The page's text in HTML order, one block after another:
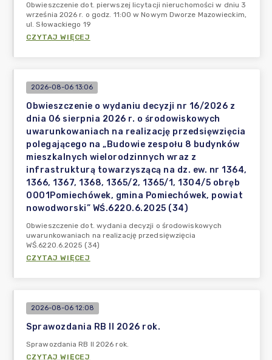
Obwieszczenie dot. pierwszej licytacji nieruchomości w dniu 3
września 2026 r. o godz. 11:00 w Nowym Dworze Mazowieckim,
ul. Słowackiego 19
CZYTAJ WIĘCEJ
2026-08-06 13:06
Obwieszczenie o wydaniu decyzji nr 16/2026 z
dnia 06 sierpnia 2026 r. o środowiskowych
uwarunkowaniach na realizację przedsięwzięcia
polegającego na „Budowie zespołu 8 budynków
mieszkalnych wielorodzinnych wraz z
infrastrukturą towarzyszącą na dz. ew. nr 1364,
1366, 1367, 1368, 1365/2, 1365/1, 1304/5 obręb
0001Pomiechówek, gmina Pomiechówek, powiat
nowodworski” WŚ.6220.6.2025 (34)
Obwieszczenie dot. wydania decyzji o środowiskowych
uwarunkowaniach na realizację przedsięwzięcia
WŚ.6220.6.2025 (34)
CZYTAJ WIĘCEJ
2026-08-06 12:08
Sprawozdania RB II 2026 rok.
Sprawozdania RB II 2026 rok.
CZYTAJ WIĘCEJ